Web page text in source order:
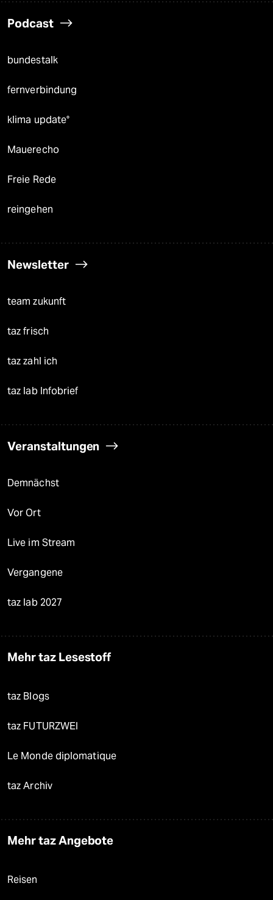
Podcast
bundestalk
fernverbindung
klima update°
Mauerecho
Freie Rede
reingehen
Newsletter
team zukunft
taz frisch
taz zahl ich
taz lab Infobrief
Veranstaltungen
Demnächst
Vor Ort
Live im Stream
Vergangene
taz lab 2027
Mehr taz Lesestoff
taz Blogs
taz FUTURZWEI
Le Monde diplomatique
taz Archiv
Mehr taz Angebote
Reisen